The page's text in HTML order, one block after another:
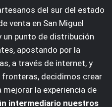
del sur del estado
venta en San Miguel
un punto de distribución
apostando por la
a través de internet, y
decidimos crear
la experiencia de
intermediario nuestros